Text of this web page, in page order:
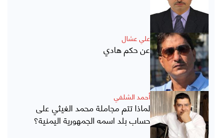
علي عشال
عن حكم هادي
أحمد الشلفي
لماذا تتم مجاملة محمد الغيثي على
حساب بلد اسمه الجمهورية اليمنية؟